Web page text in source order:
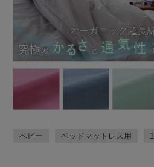
ベビー ベッドマットレス用